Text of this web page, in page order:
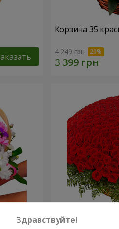
Корзина 35
4 249 грн
501 красная роза
Здравствуйте!